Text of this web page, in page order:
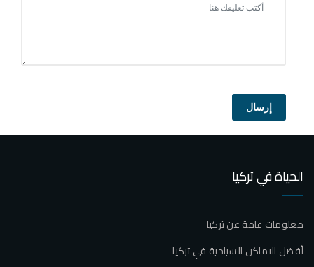
إرسال
الحياة في تركيا
معلومات عامة عن تركيا
أفضل الاماكن السياحية في تركيا